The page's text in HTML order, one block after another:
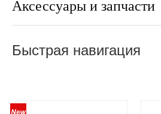
Аксессуары и запчасти
Быстрая навигация